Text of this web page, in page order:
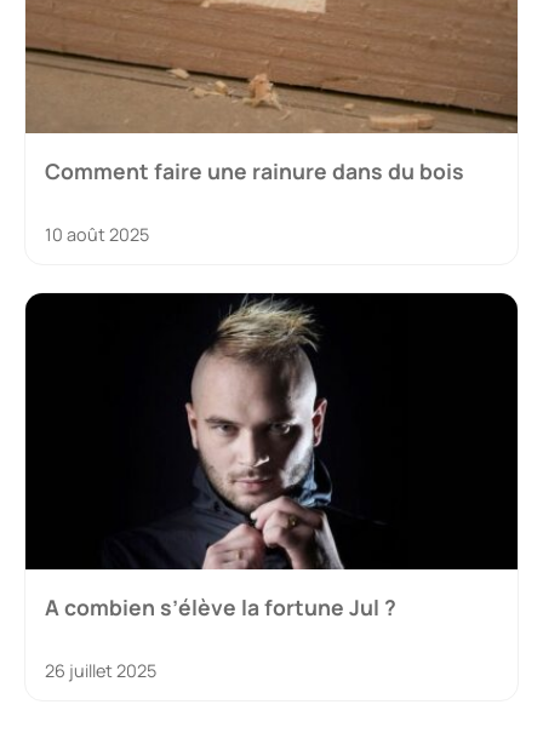
Comment faire une rainure dans du bois
10 août 2025
A combien s’élève la fortune Jul ?
26 juillet 2025